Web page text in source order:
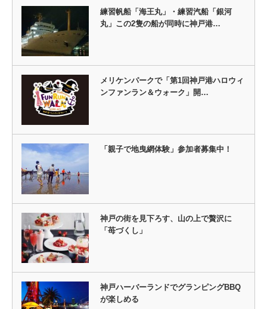
練習帆船「海王丸」・練習汽船「銀河
丸」この2隻の船が同時に神戸港…
メリケンパークで「第1回神戸港ハロウィ
ンファンラン＆ウォーク」開…
「親子で地曳網体験」参加者募集中！
神戸の街を見下ろす、山の上で贅沢に
「苺づくし」
神戸ハーバーランドでグランピングBBQ
が楽しめる